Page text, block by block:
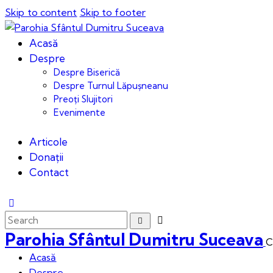
Skip to content Skip to footer
Acasă
Despre
Despre Biserică
Despre Turnul Lăpușneanu
Preoți Slujitori
Evenimente
Articole
Donații
Contact
Parohia Sfântul Dumitru Suceava
Acasă